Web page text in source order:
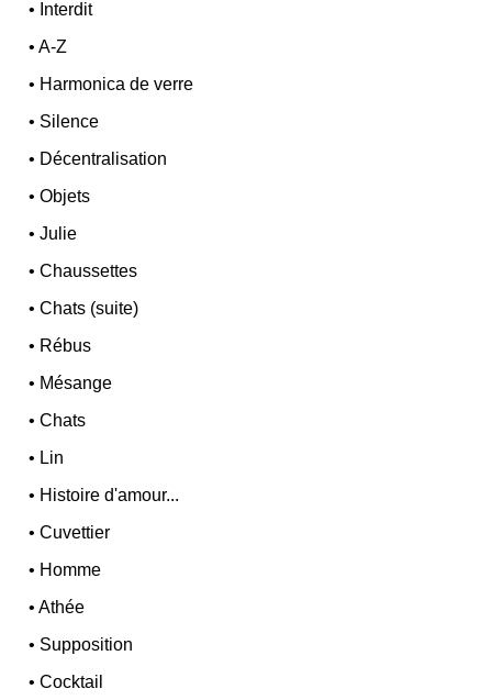
• Interdit
•A-Z
• Harmonica de verre
• Silence
• Décentralisation
•Objets
•Julie
•Chaussettes
•Chats (suite)
• Rébus
• Mésange
•Chats
• Lin
• Histoire d'amour...
•Cuvettier
• Homme
•Athée
• Supposition
•Cocktail